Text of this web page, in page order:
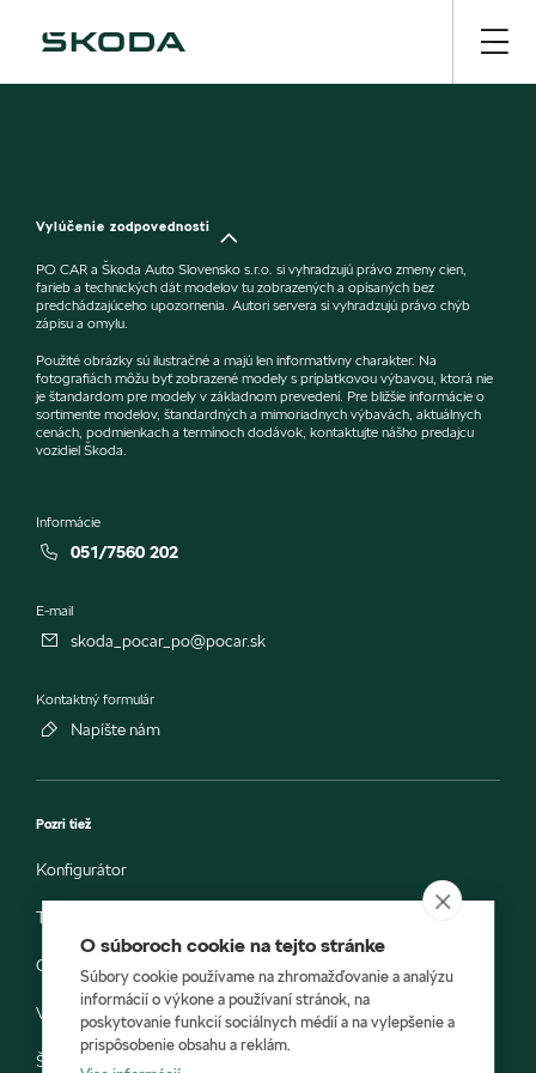
Vylúčenie zodpovednosti
PO CAR a Škoda Auto Slovensko s.r.o. si vyhradzujú právo zmeny cien,
farieb a technických dát modelov tu zobrazených a opísaných bez
predchádzajúceho upozornenia. Autori servera si vyhradzujú právo chýb
zápisu a omylu.
Použité obrázky sú ilustračné a majú len informatívny charakter. Na
fotografiách môžu byť zobrazené modely s príplatkovou výbavou, ktorá nie
je štandardom pre modely v základnom prevedení. Pre bližšie informácie o
sortimente modelov, štandardných a mimoriadnych výbavách, aktuálnych
cenách, podmienkach a termínoch dodávok, kontaktujte nášho predajcu
vozidiel Škoda.
Informácie
051/7560 202
E-mail
skoda_pocar_po@pocar.sk
Kontaktný formulár
Napíšte nám
Pozri tiež
Konfigurátor
Testovacia jazda
Objednávka do servisu
Vozidlá ihneď k odberu
Škoda E-shop
O súboroch cookie na tejto stránke
Súbory cookie používame na zhromažďovanie a analýzu
informácií o výkone a používaní stránok, na
poskytovanie funkcií sociálnych médií a na vylepšenie a
prispôsobenie obsahu a reklám.